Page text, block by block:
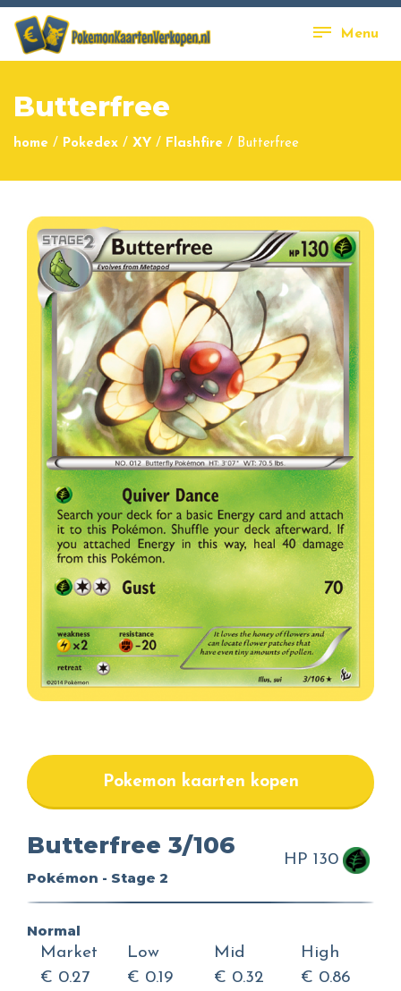
Menu
Butterfree
home / Pokedex / XY / Flashfire / Butterfree
Pokemon kaarten kopen
Butterfree 3/106
Pokémon - Stage 2
HP 130
Normal
Market
€ 0.27
Low
€ 0.19
Mid
€ 0.32
High
€ 0.86